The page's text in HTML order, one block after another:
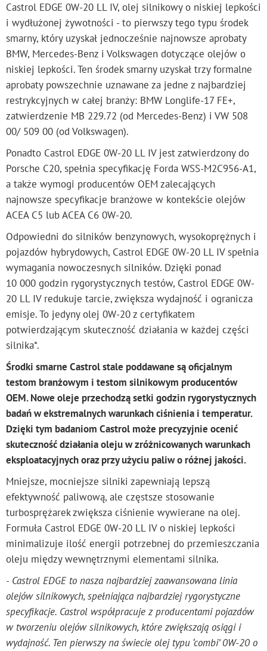
Castrol EDGE 0W-20 LL IV, olej silnikowy o niskiej lepkości
i wydłużonej żywotności - to pierwszy tego typu środek
smarny, który uzyskał jednocześnie najnowsze aprobaty
BMW, Mercedes-Benz i Volkswagen dotyczące olejów o
niskiej lepkości. Ten środek smarny uzyskał trzy formalne
aprobaty powszechnie uznawane za jedne z najbardziej
restrykcyjnych w całej branży: BMW Longlife-17 FE+,
zatwierdzenie MB 229.72 (od Mercedes-Benz) i VW 508
00/ 509 00 (od Volkswagen).
Ponadto Castrol EDGE 0W-20 LL IV jest zatwierdzony do
Porsche C20, spełnia specyfikację Forda WSS-M2C956-A1,
a także wymogi producentów OEM zalecających
najnowsze specyfikacje branżowe w kontekście olejów
ACEA C5 lub ACEA C6 0W-20.
Odpowiedni do silników benzynowych, wysokoprężnych i
pojazdów hybrydowych, Castrol EDGE 0W-20 LL IV spełnia
wymagania nowoczesnych silników. Dzięki ponad
10 000 godzin rygorystycznych testów, Castrol EDGE 0W-
20 LL IV redukuje tarcie, zwiększa wydajność i ogranicza
emisje. To jedyny olej 0W-20 z certyfikatem
potwierdzającym skuteczność działania w każdej części
silnika*.
Środki smarne Castrol stale poddawane są oficjalnym
testom branżowym i testom silnikowym producentów
OEM. Nowe oleje przechodzą setki godzin rygorystycznych
badań w ekstremalnych warunkach ciśnienia i temperatur.
Dzięki tym badaniom Castrol może precyzyjnie ocenić
skuteczność działania oleju w zróżnicowanych warunkach
eksploatacyjnych oraz przy użyciu paliw o różnej jakości.
Mniejsze, mocniejsze silniki zapewniają lepszą
efektywność paliwową, ale częstsze stosowanie
turbosprężarek zwiększa ciśnienie wywierane na olej.
Formuła Castrol EDGE 0W-20 LL IV o niskiej lepkości
minimalizuje ilość energii potrzebnej do przemieszczania
oleju między wewnętrznymi elementami silnika.
- Castrol EDGE to nasza najbardziej zaawansowana linia
olejów silnikowych, spełniająca najbardziej rygorystyczne
specyfikacje. Castrol współpracuje z producentami pojazdów
w tworzeniu olejów silnikowych, które zwiększają osiągi i
wydajność. Ten pierwszy na świecie olej typu ‘combi’ 0W-20 o